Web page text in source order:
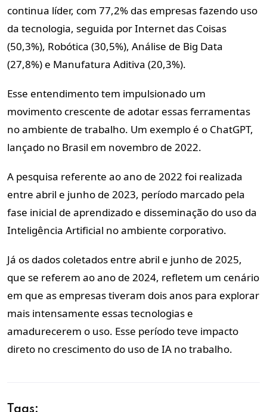
continua líder, com 77,2% das empresas fazendo uso
da tecnologia, seguida por Internet das Coisas
(50,3%), Robótica (30,5%), Análise de Big Data
(27,8%) e Manufatura Aditiva (20,3%).
Esse entendimento tem impulsionado um
movimento crescente de adotar essas ferramentas
no ambiente de trabalho. Um exemplo é o ChatGPT,
lançado no Brasil em novembro de 2022.
A pesquisa referente ao ano de 2022 foi realizada
entre abril e junho de 2023, período marcado pela
fase inicial de aprendizado e disseminação do uso da
Inteligência Artificial no ambiente corporativo.
Já os dados coletados entre abril e junho de 2025,
que se referem ao ano de 2024, refletem um cenário
em que as empresas tiveram dois anos para explorar
mais intensamente essas tecnologias e
amadurecerem o uso. Esse período teve impacto
direto no crescimento do uso de IA no trabalho.
Tags: